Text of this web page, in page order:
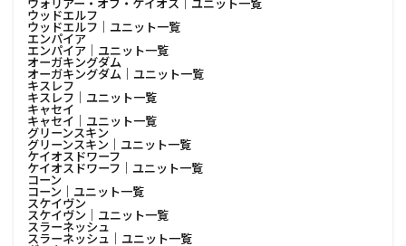
ウォリアー・オブ・ケイオス│ユニット一覧
ウッドエルフ
ウッドエルフ│ユニット一覧
エンパイア
エンパイア│ユニット一覧
オーガキングダム
オーガキングダム│ユニット一覧
キスレフ
キスレフ│ユニット一覧
キャセイ
キャセイ│ユニット一覧
グリーンスキン
グリーンスキン│ユニット一覧
ケイオスドワーフ
ケイオスドワーフ│ユニット一覧
コーン
コーン│ユニット一覧
スケイヴン
スケイヴン│ユニット一覧
スラーネッシュ
スラーネッシュ│ユニット一覧